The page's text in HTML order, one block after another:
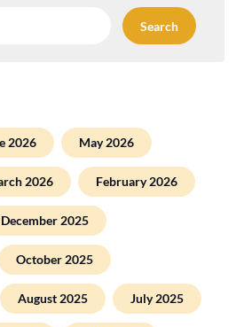
2026 May 2026
2026 February 2026
December 2025
October 2025
August 2025 July 2025